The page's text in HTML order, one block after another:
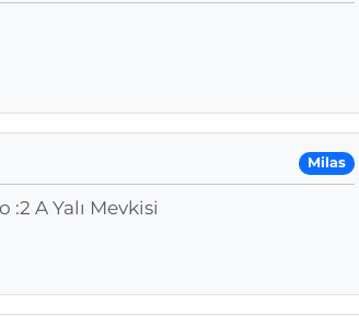
Milas
A Yalı Mevkisi